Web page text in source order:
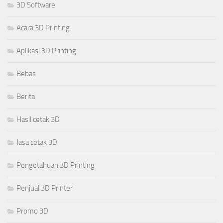
3D Software
Acara 3D Printing
Aplikasi 3D Printing
Bebas
Berita
Hasil cetak 3D
Jasa cetak 3D
Pengetahuan 3D Printing
Penjual 3D Printer
Promo 3D